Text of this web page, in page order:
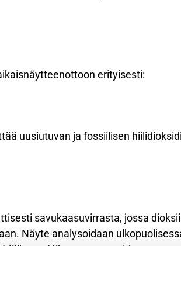
erityisesti:
uusiutuvan ja fossiilisen
savukaasuvirrasta, jossa
Näyte analysoidaan
jälkeen. Näytteenotto voidaan
hyödyntäen.